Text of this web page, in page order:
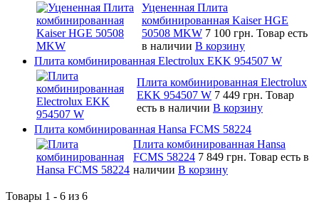
Уцененная Плита
комбинированная Kaiser HGE
50508 MKW 7 100 грн. Товар есть
в наличии В корзину
Плита комбинированная Electrolux EKK 954507 W
Плита комбинированная Electrolux
EKK 954507 W 7 449 грн. Товар
есть в наличии В корзину
Плита комбинированная Hansa FCMS 58224
Плита комбинированная Hansa
FCMS 58224 7 849 грн. Товар есть в
наличии В корзину
Товары 1 - 6 из 6